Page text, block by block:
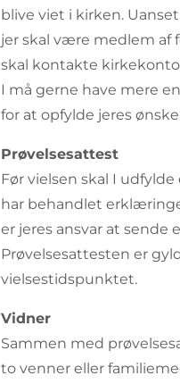
blive viet i kirken.
jer skal
skal kontakte
I må gerne have mere
for at opfylde jeres
Prøvelsesattest
Før vielsen skal I udfylde
har behandlet
er jeres ansvar at sende
Prøvelsesattesten er
vielsestidspunktet.
Vidner
Sammen med
to venner eller